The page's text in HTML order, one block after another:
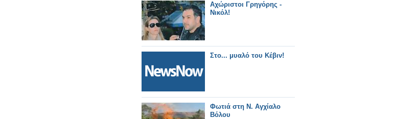
Αχώριστοι Γρηγόρης -
Νικόλ!
Στο... μυαλό του Κέβιν!
Φωτιά στη Ν. Αγχίαλο
Βόλου